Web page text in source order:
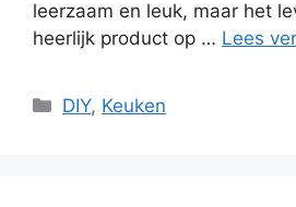
leerzaam en leuk, maar het
heerlijk product op … Lees
Categorieën
DIY, Keuken